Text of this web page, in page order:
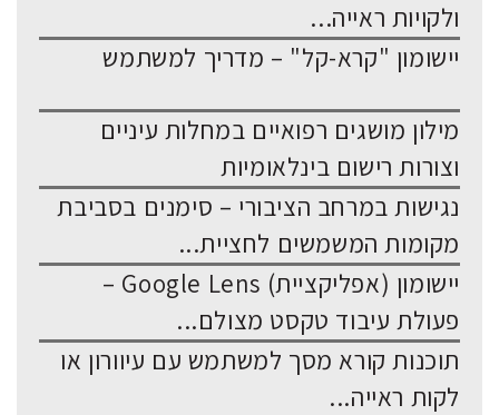
ולקויות ראייה...
יישומון "קרא-קל" – מדריך למשתמש
מילון מושגים רפואיים במחלות עיניים
וצורות רישום בינלאומיות
נגישות במרחב הציבורי – סימנים בסביבת
מקומות המשמשים לחציית...
יישומון (אפליקציית) Google Lens –
פעולת עיבוד טקסט מצולם...
תוכנות קורא מסך למשתמש עם עיוורון או
לקות ראייה...